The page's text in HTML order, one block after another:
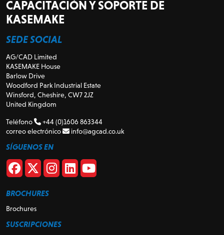
CAPACITACIÓN Y SOPORTE DE
KASEMAKE
SEDE SOCIAL
AG/CAD Limited
KASEMAKE House
Barlow Drive
Woodford Park Industrial Estate
Winsford, Cheshire, CW7 2JZ
United Kingdom
Teléfono
+44 (0)1606 863344
correo electrónico
info@agcad.co.uk
SÍGUENOS EN
BROCHURES
Brochures
SUSCRIPCIONES